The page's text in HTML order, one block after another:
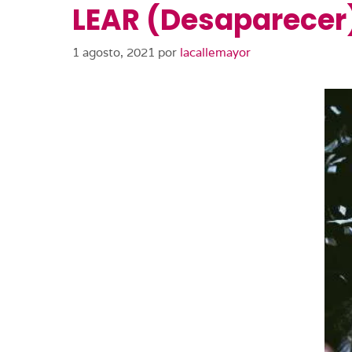
LEAR
1 agosto, 2021 por lacallemayor